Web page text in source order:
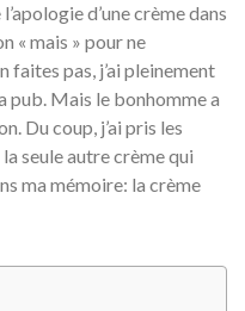
d’une crème dans
« mais » pour ne
faites pas, j’ai pleinement
pub. Mais le bonhomme a
Du coup, j’ai pris les
seule autre crème qui
ma mémoire: la crème